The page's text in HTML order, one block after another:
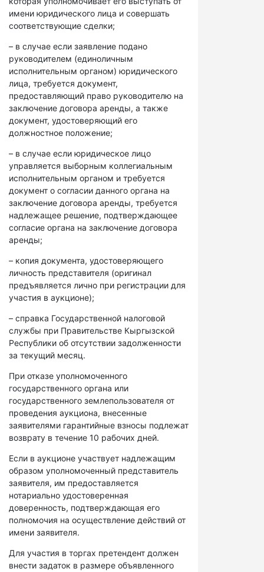
имени юридического лица и совершать
соответствующие сделки;
– в случае если заявление подано
руководителем (единоличным
исполнительным органом) юридического
лица, требуется документ,
предоставляющий право руководителю на
заключение договора аренды, а также
документ, удостоверяющий его
должностное положение;
– в случае если юридическое лицо
управляется выборным коллегиальным
исполнительным органом и требуется
документ о согласии данного органа на
заключение договора аренды, требуется
надлежащее решение, подтверждающее
согласие органа на заключение договора
аренды;
– копия документа, удостоверяющего
личность представителя (оригинал
предъявляется лично при регистрации для
участия в аукционе);
– справка Государственной налоговой
службы при Правительстве Кыргызской
Республики об отсутствии задолженности
за текущий месяц.
При отказе уполномоченного
государственного органа или
государственного землепользователя от
проведения аукциона, внесенные
заявителями гарантийные взносы подлежат
возврату в течение 10 рабочих дней.
Если в аукционе участвует надлежащим
образом уполномоченный представитель
заявителя, им предоставляется
нотариально удостоверенная
доверенность, подтверждающая его
полномочия на осуществление действий от
имени заявителя.
Для участия в торгах претендент должен
внести задаток в размере объявленного